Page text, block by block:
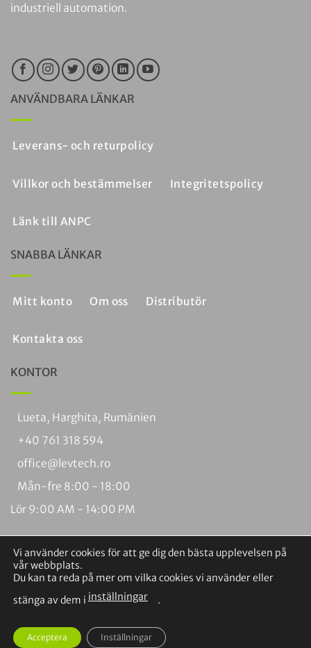
industriell automation.
ANVÄNDBARA LÄNKAR
Leverans- och returpolicy
Villkor och bestämmelser Integritetspolicy
Länk till ANPC
SNABBA LÄNKAR
Mitt konto Om oss Distributör
Kontakta oss
KONTOR
Lueta, Harghita, Rumänien
+40 761 318 594
office@levtech.ro
Mån-fre 8:00 - 18:00
Lör 9:00 AM - 14:00 PM
Visum PayPal MasterCard
Upphovsrätt 2026 ©Levtech Service och produktion SRL.
Alla rättigheter förbehållna.
Vi använder cookies för att ge dig den bästa upplevelsen på
vår webbplats.
Du kan ta reda på mer om vilka cookies vi använder eller
stänga av dem i inställningar .
Acceptera Inställningar